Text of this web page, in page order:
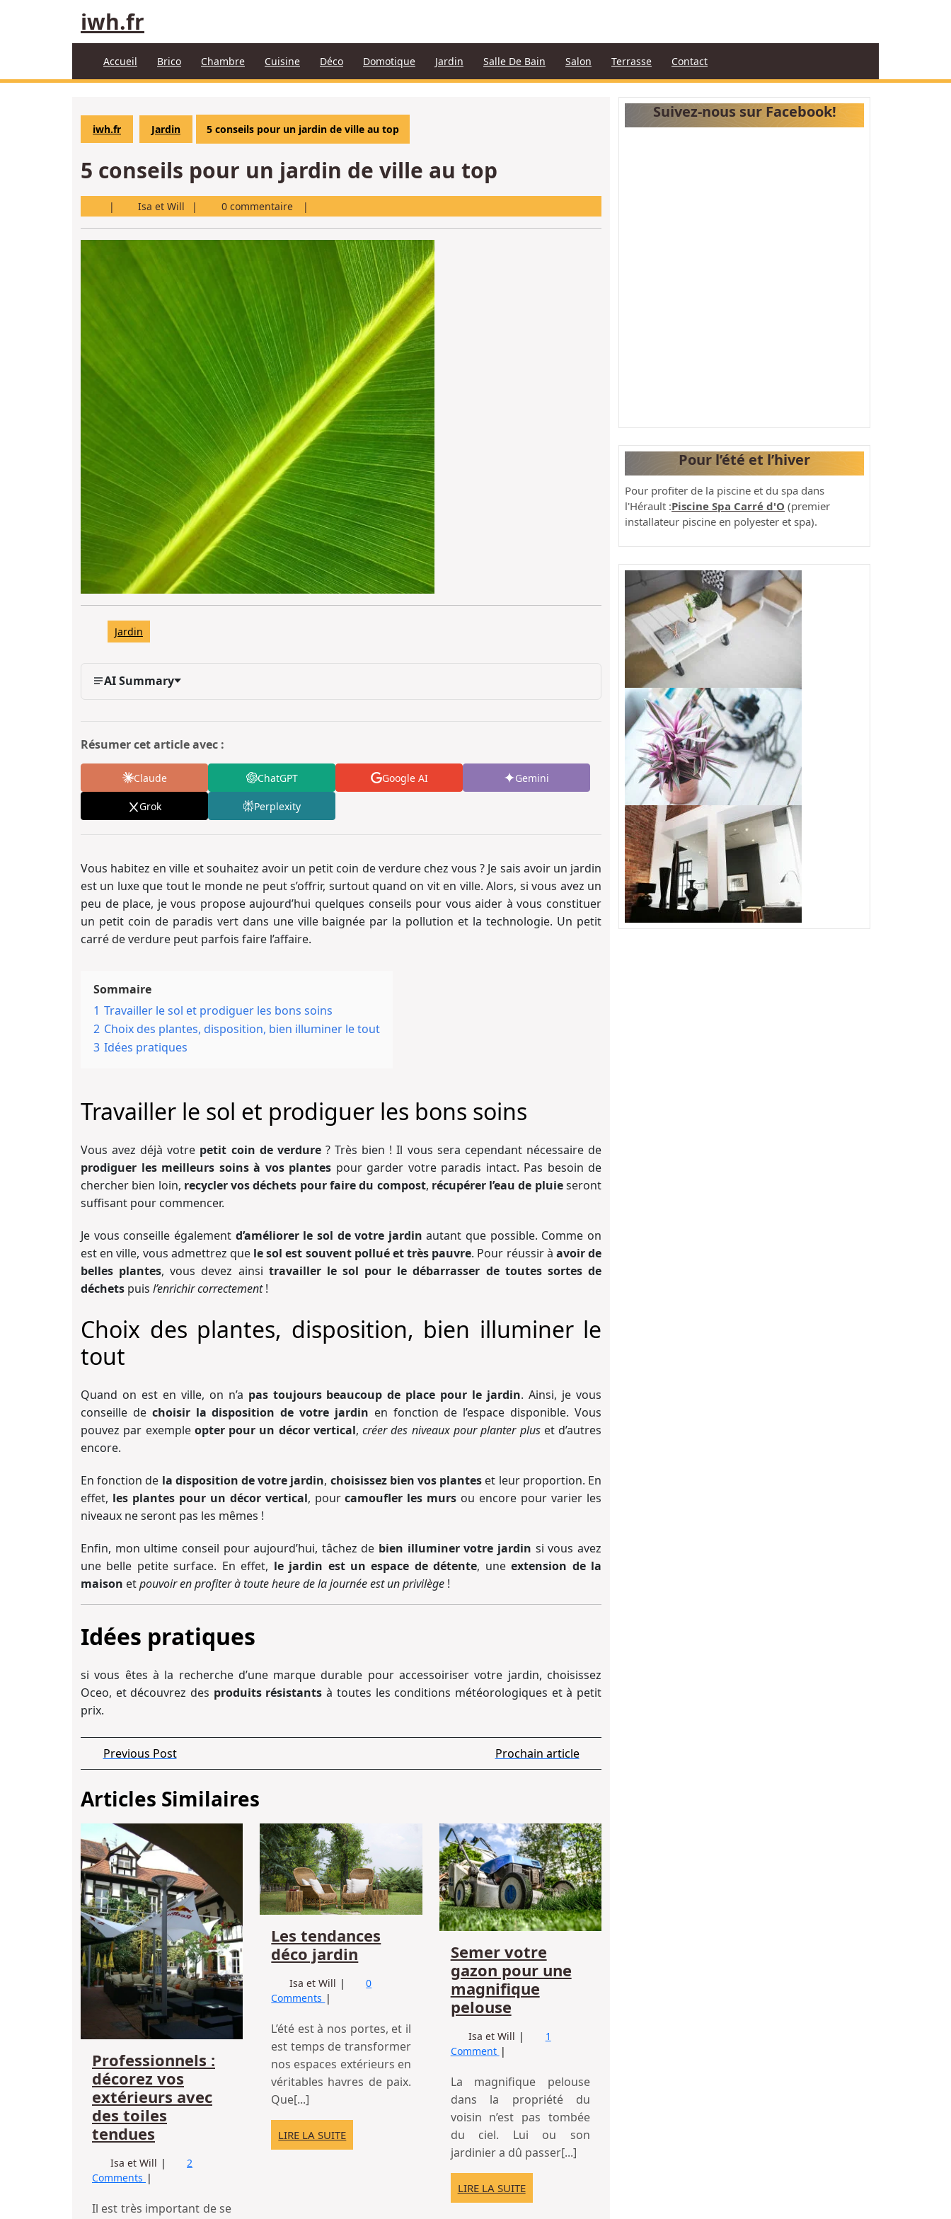
iwh.fr
Accueil Brico Chambre Cuisine Déco Domotique Jardin Salle De Bain Salon Terrasse Contact
iwh.fr Jardin 5 conseils pour un jardin de ville au top
5 conseils pour un jardin de ville au top
Isa et Will Isa
et
0 commentaire
Jardin
AI Summary
Résumer cet article avec :
Claude ChatGPT Google AI Gemini
Grok Perplexity
Vous habitez en ville et souhaitez avoir un petit coin de verdure chez vous ? Je sais avoir un jardin
est un luxe que tout le monde ne peut s’offrir, surtout quand on vit en ville. Alors, si vous avez un
peu de place, je vous propose aujourd’hui quelques conseils pour vous aider à vous constituer
un petit coin de paradis vert dans une ville baignée par la pollution et la technologie. Un petit
carré de verdure peut parfois faire l’affaire.
Sommaire
1 Travailler le sol et prodiguer les bons soins
2 Choix des plantes, disposition, bien illuminer le tout
3 Idées pratiques
Travailler le sol et prodiguer les bons soins
Vous avez déjà votre petit coin de verdure? Très bien ! Il vous sera cependant nécessaire de
prodiguer les meilleurs soins à vos plantes pour garder votre paradis intact. Pas besoin de
chercher bien loin, recycler vos déchets pour faire du compost, récupérer l’eau de pluieseront
suffisant pour commencer.
Je vous conseille également d’améliorer le sol de votre jardin autant que possible. Comme on
est en ville, vous admettrez que le sol est souvent pollué et très pauvre. Pour réussir à avoir de
belles plantes, vous devez ainsi travailler le sol pour le débarrasser de toutes sortes de
déchets puis l’enrichir correctement!
Choix des plantes, disposition, bien illuminer le
tout
Quand on est en ville, on n’a pas toujours beaucoup de place pour le jardin. Ainsi, je vous
conseille de choisir la disposition de votre jardin en fonction de l’espace disponible. Vous
pouvez par exemple opter pour un décor vertical,créer des niveaux pour planter pluset d’autres
encore.
En fonction de la disposition de votre jardin, choisissez bien vos plantes et leur proportion. En
effet, les plantes pour un décor vertical, pourcamoufler les murs ou encore pour varier les
niveaux ne seront pas les mêmes !
Enfin, mon ultime conseil pour aujourd’hui, tâchez de bien illuminer votre jardin si vous avez
une belle petite surface. En effet, le jardin est un espace de détente, uneextension de la
maison etpouvoir en profiter à toute heure de la journée est un privilège !
Idées pratiques
si vous êtes à la recherche d’une marque durable pour accessoiriser votre jardin, choisissez
Oceo, et découvrez des produits résistants à toutes les conditions météorologiques et à petit
prix.
Navigation
de
l’article
Previous PostPrevious
Post
Prochain article
article
Articles Similaires
Professionnels
décorez
vos
extérieurs
avec
des
tendues
Professionnels :
décorez vos
extérieurs avec
des toiles
tendues
décorez
extérieurs
Isa et Will Professionnels
vos
2
Comments
Il est très important de se
tendances
déco
jardin
Les tendances
déco jardin
déco
Isa et Will Les
jardin
0
Comments
L’été est à nos portes, et il
est temps de transformer
nos espaces extérieurs en
véritables havres de paix.
Que[...]
LIRE LA SUITELIRE
LA
Semer
votre
gazon
pour
une
magnifique
pelouse
Semer votre
gazon pour une
magnifique
pelouseSemer
gazon
une
magnifique
pelouse
Isa et Will Semer
pour
une
magnifique
pelouse
1
Comment
La magnifique pelouse
dans la propriété du
voisin n’est pas tombée
du ciel. Lui ou son
jardinier a dû passer[...]
LIRE LA SUITELIRE
LA
Suivez-nous sur Facebook!
Pour l’été et l’hiver
Pour profiter de la piscine et du spa dans
l'Hérault :Piscine Spa Carré d'O (premier
installateur piscine en polyester et spa).